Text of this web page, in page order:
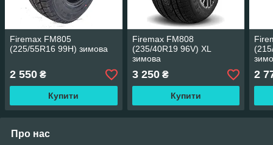
Firemax FM805
(225/55R16 99H) зимова
2 550 ₴
Купити
Firemax FM808
(235/40R19 96V) XL
зимова
3 250₴
Купити
2
Про нас